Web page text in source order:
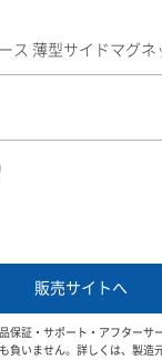
ス 薄型サイドマグネ
販売サイトへ
保証・サポート・アフターサ
負いません。詳しくは、製造